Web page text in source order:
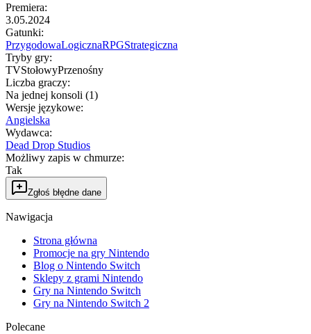
Premiera:
3.05.2024
Gatunki:
PrzygodowaLogicznaRPGStrategiczna
Tryby gry:
TVStołowyPrzenośny
Liczba graczy:
Na jednej konsoli (1)
Wersje językowe:
Angielska
Wydawca:
Dead Drop Studios
Możliwy zapis w chmurze:
Tak
Zgłoś błędne dane
Nawigacja
Strona główna
Promocje na gry Nintendo
Blog o Nintendo Switch
Sklepy z grami Nintendo
Gry na Nintendo Switch
Gry na Nintendo Switch 2
Polecane